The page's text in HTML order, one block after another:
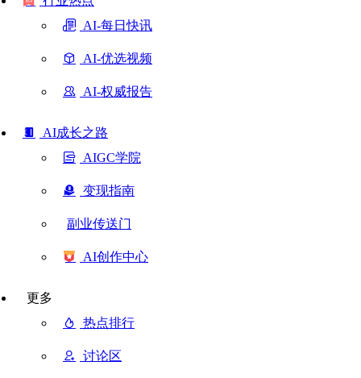
AI-每日快讯
AI-优选视频
AI-权威报告
AI成长之路
AIGC学院
变现指南
副业传送门
AI创作中心
更多
热点排行
讨论区